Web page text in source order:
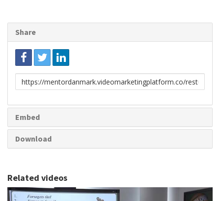
Share
Link
to
Embed
Download
Related videos